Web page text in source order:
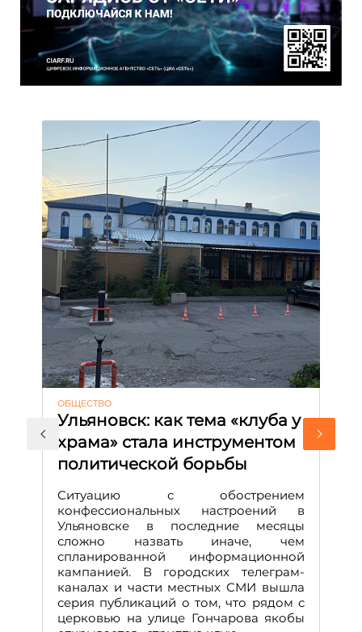
ОБЩЕСТВО
Ульяновск: как тема «клуба у
храма» стала инструментом
политической борьбы
Ситуацию с обострением
конфессиональных настроений в
Ульяновске в последние месяцы
сложно назвать иначе, чем
спланированной информационной
кампанией. В городских телеграм-
каналах и части местных СМИ вышла
серия публикаций о том, что рядом с
церковью на улице Гончарова якобы